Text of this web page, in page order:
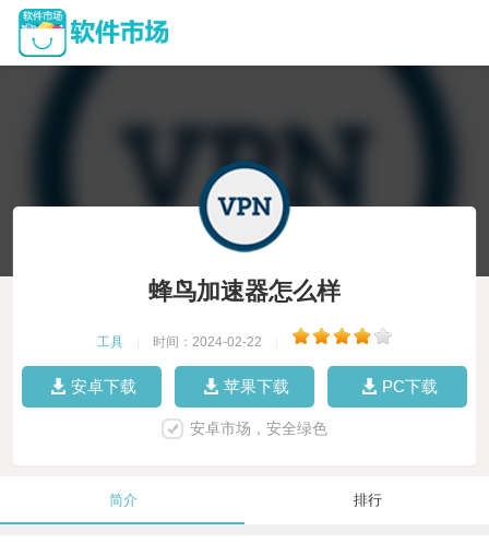
蜂鸟加速器怎么样
工具 时间：2024-02-22
安卓下载 苹果下载 PC下载
安卓市场，安全绿色
简介 排行